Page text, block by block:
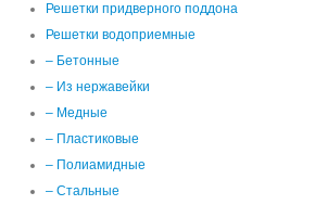
Решетки придверного поддона
Решетки водоприемные
– Бетонные
– Из нержавейки
– Медные
– Пластиковые
– Полиамидные
– Стальные